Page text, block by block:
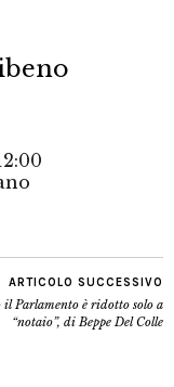
ARTICOLO SUCCESSIVO
il Parlamento è ridotto solo a
“notaio”, di Beppe Del Colle